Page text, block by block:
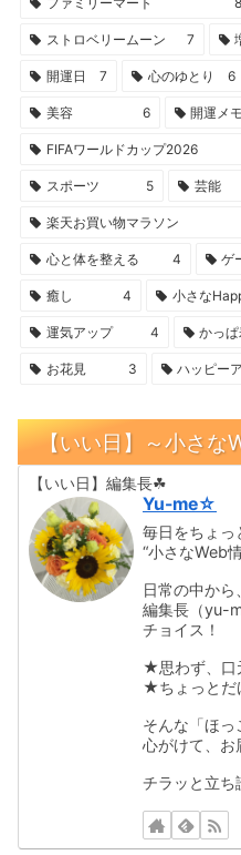
ストロベリームーン 7
開運日 7 心のゆとり 6
美容 6 開運メモ
FIFAワールドカップ2026
スポーツ 5 芸能
楽天お買い物マラソン
心と体を整える 4 ゲ
癒し 4 小さな
運気アップ 4 かっぱ
お花見 3 ハッピー
【いい日】～小さな
【いい日】編集長☘
Yu-me☆
毎日をちょ
“小さなWeb
日常の中か
編集長（yu-
チョイス！
★思わず、口
★ちょっとだ
そんな「ほっ
心がけて、お
チラッと立ち